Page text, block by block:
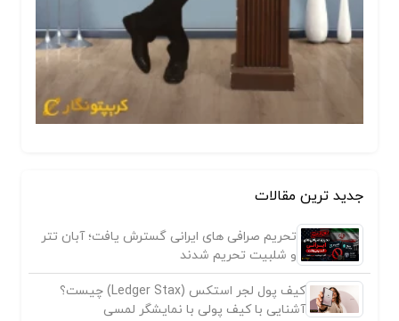
جدید ترین مقالات
تحریم صرافی های ایرانی گسترش یافت؛ آبان تتر
و شلبیت تحریم شدند
کیف پول لجر استکس (Ledger Stax) چیست؟
آشنایی با کیف پولی با نمایشگر لمسی